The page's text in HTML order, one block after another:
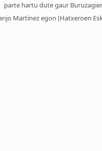
parte hartu dute gaur
Martínez egon (Hatxeroen